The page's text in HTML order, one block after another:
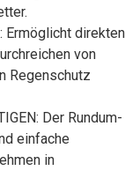
Ermöglicht direkten
von
Regenschutz
Der Rundum-
einfache
in